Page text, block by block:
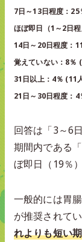
7日～13日程度：
ほぼ即日（1～2日
14日～20日程度：
覚えていない：8％
31日以上：4％ (11
21日～30日程度：4
回答は「3～6
期間内である
ぼ即日（19％
一般的には胃
が推奨されてい
れよりも短い